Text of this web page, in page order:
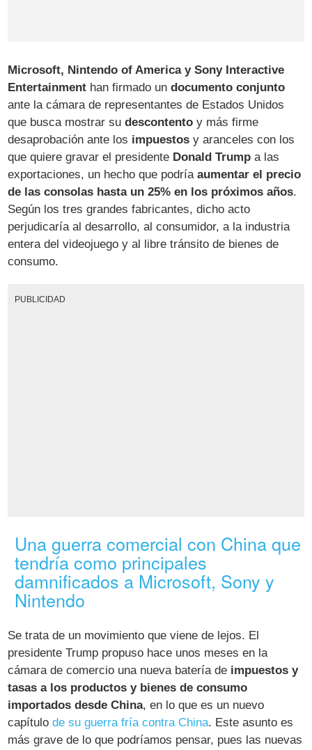
Microsoft, Nintendo of America y Sony Interactive
Entertainment han firmado undocumento conjunto
ante la cámara de representantes de Estados Unidos
que busca mostrar sudescontento y más firme
desaprobación ante los impuestos y aranceles con los
que quiere gravar el presidente Donald Trump a las
exportaciones, un hecho que podríaaumentar el precio
de las consolas hasta un 25% en los próximos años.
Según los tres grandes fabricantes, dicho acto
perjudicaría al desarrollo, al consumidor, a la industria
entera del videojuego y al libre tránsito de bienes de
consumo.
PUBLICIDAD
Una guerra comercial con China que
tendría como principales
damnificados a Microsoft, Sony y
Nintendo
Se trata de un movimiento que viene de lejos. El
presidente Trump propuso hace unos meses en la
cámara de comercio una nueva batería de impuestos y
tasas a los productos y bienes de consumo
importados desde China, en lo que es un nuevo
capítulode su guerra fría contra China. Este asunto es
más grave de lo que podríamos pensar, pues las nuevas